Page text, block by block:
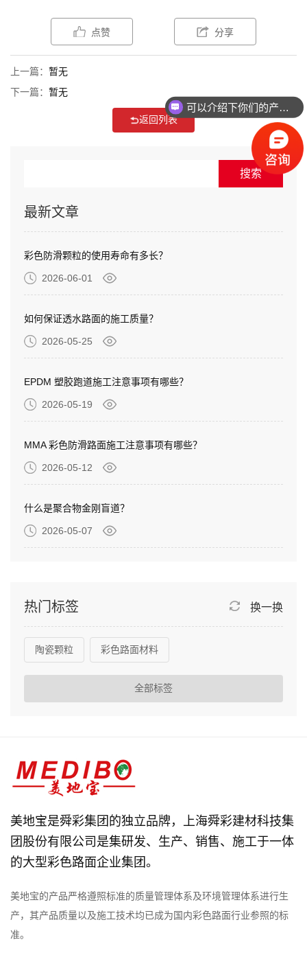
点赞 分享
上一篇： 暂无
下一篇： 暂无
返回列表
最新文章
彩色防滑颗粒的使用寿命有多长？
2026-06-01
如何保证透水路面的施工质量？
2026-05-25
EPDM 塑胶跑道施工注意事项有哪些？
2026-05-19
MMA 彩色防滑路面施工注意事项有哪些？
2026-05-12
什么是聚合物金刚盲道？
2026-05-07
热门标签 换一换
陶瓷颗粒 彩色路面材料
全部标签
美地宝是舜彩集团的独立品牌，上海舜彩建材科技集
团股份有限公司是集研发、生产、销售、施工于一体
的大型彩色路面企业集团。
美地宝的产品严格遵照标准的质量管理体系及环境管理体系进行生
产，其产品质量以及施工技术均已成为国内彩色路面行业参照的标
准。